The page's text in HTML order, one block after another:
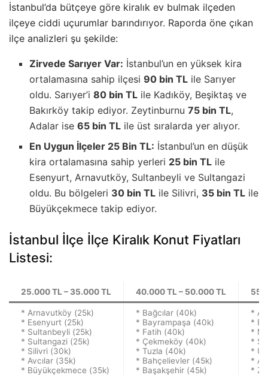
İstanbul’da bütçeye göre kiralık ev bulmak ilçeden
ilçeye ciddi uçurumlar barındırıyor. Raporda öne çıkan
ilçe analizleri şu şekilde:
Zirvede Sarıyer Var: İstanbul’un en yüksek kira
ortalamasına sahip ilçesi90 bin TL ile Sarıyer
oldu. Sarıyer’i80 bin TL ile Kadıköy, Beşiktaş ve
Bakırköy takip ediyor. Zeytinburnu75 bin TL,
Adalar ise65 bin TL ile üst sıralarda yer alıyor.
En Uygun İlçeler 25 Bin TL: İstanbul’un en düşük
kira ortalamasına sahip yerleri 25 bin TL ile
Esenyurt, Arnavutköy, Sultanbeyli ve Sultangazi
oldu. Bu bölgeleri 30 bin TL ile Silivri, 35 bin TL ile
Büyükçekmece takip ediyor.
İstanbul İlçe İlçe Kiralık Konut Fiyatları
Listesi:
25.000 TL – 35.000 TL 40.000 TL – 50.000 TL
* Arnavutköy (25k)
* Esenyurt (25k)
* Sultanbeyli (25k)
* Sultangazi (25k)
* Silivri (30k)
* Avcılar (35k)
* Büyükçekmece (35k)
* Bağcılar (40k)
* Bayrampaşa (40k)
* Fatih (40k)
* Çekmeköy (40k)
* Tuzla (40k)
* Bahçelievler (45k)
* Başakşehir (45k)
*
*
*
*
*
*
*